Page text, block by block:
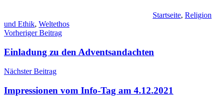
Startseite, Religion
und Ethik, Weltethos
Beitragsnavigation
Vorheriger Beitrag
Einladung zu den Adventsandachten
Nächster Beitrag
Impressionen vom Info-Tag am 4.12.2021